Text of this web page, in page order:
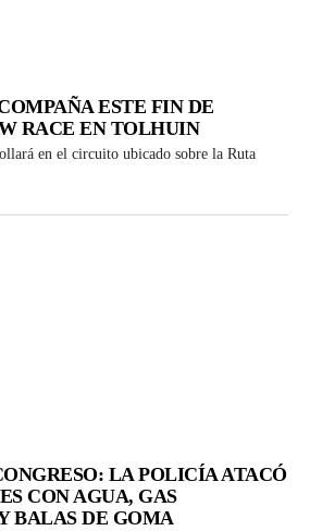
ESTE FIN DE
RACE EN TOLHUIN
en el circuito ubicado sobre la Ruta
LA POLICÍA ATACÓ
CON AGUA, GAS
BALAS DE GOMA